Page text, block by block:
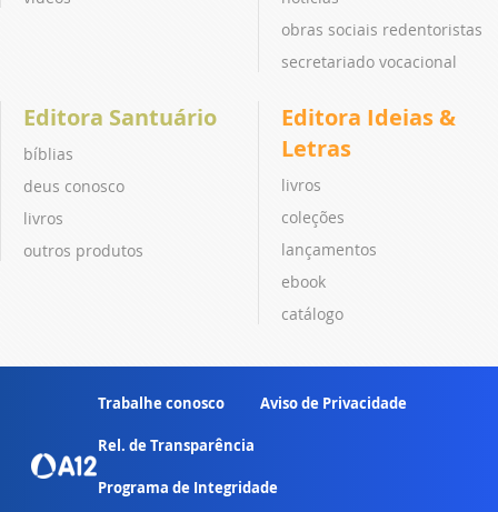
obras sociais redentoristas
secretariado vocacional
Editora Santuário
bíblias
deus conosco
livros
outros produtos
Editora Ideias &
Letras
livros
coleções
lançamentos
ebook
catálogo
Trabalhe conosco Aviso de Privacidade
Rel. de Transparência
Programa de Integridade